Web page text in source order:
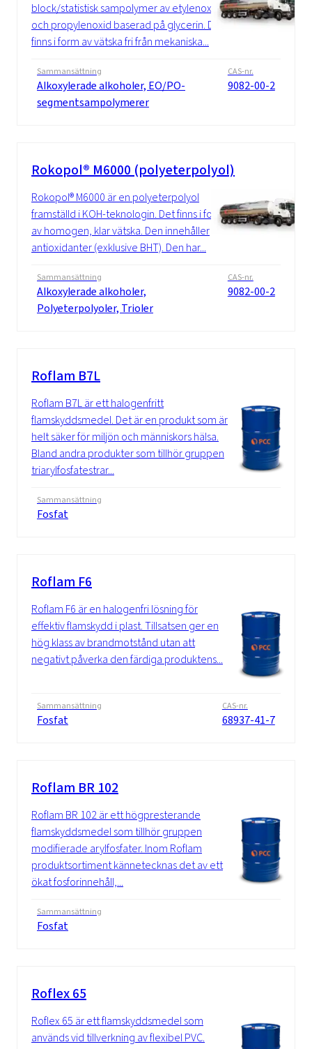
block/statistisk sampolymer av etylenoxid
och propylenoxid baserad på glycerin. Det
finns i form av vätska fri från mekaniska...
Sammansättning
Alkoxylerade alkoholer, EO/PO-
segmentsampolymerer
CAS-nr.
9082-00-2
Rokopol® M6000 (polyeterpolyol)
Rokopol® M6000 är en polyeterpolyol
framställd i KOH-teknologin. Det finns i form
av homogen, klar vätska. Den innehåller
antioxidanter (exklusive BHT). Den har...
Sammansättning
Alkoxylerade alkoholer,
Polyeterpolyoler, Trioler
CAS-nr.
9082-00-2
Roflam B7L
Roflam B7L är ett halogenfritt
flamskyddsmedel. Det är en produkt som är
helt säker för miljön och människors hälsa.
Bland andra produkter som tillhör gruppen
triarylfosfatestrar...
Sammansättning
Fosfat
Roflam F6
Roflam F6 är en halogenfri lösning för
effektiv flamskydd i plast. Tillsatsen ger en
hög klass av brandmotstånd utan att
negativt påverka den färdiga produktens...
Sammansättning
Fosfat
CAS-nr.
68937-41-7
Roflam BR 102
Roflam BR 102 är ett högpresterande
flamskyddsmedel som tillhör gruppen
modifierade arylfosfater. Inom Roflam
produktsortiment kännetecknas det av ett
ökat fosforinnehåll,...
Sammansättning
Fosfat
Roflex 65
Roflex 65 är ett flamskyddsmedel som
används vid tillverkning av flexibel PVC.